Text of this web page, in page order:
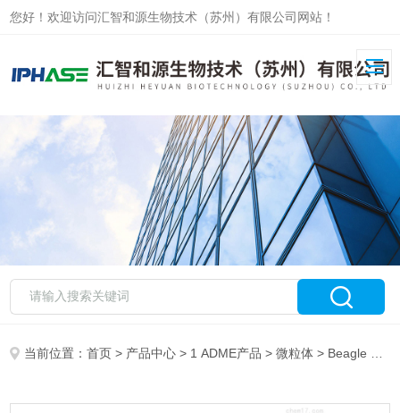
您好！欢迎访问汇智和源生物技术（苏州）有限公司网站！
当前位置：首页 > 产品中心 > 1 ADME产品 >微粒体 > Beagle Dog Intestinal Mic比格犬肠微粒体